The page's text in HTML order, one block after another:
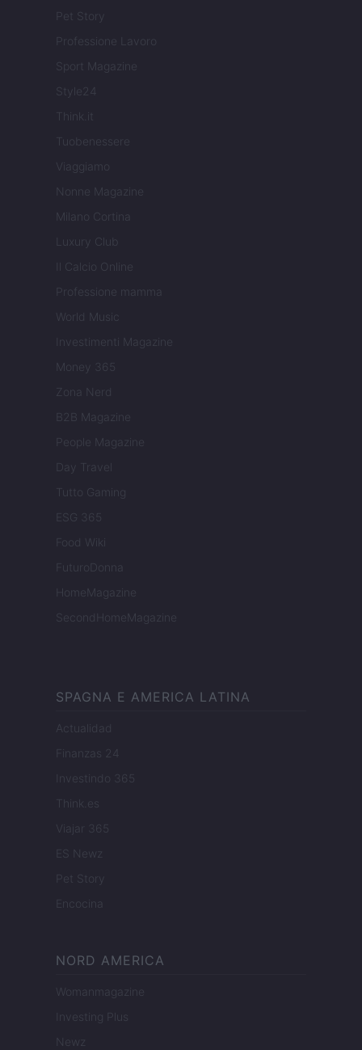
Pet Story
Professione Lavoro
Sport Magazine
Style24
Think.it
Tuobenessere
Viaggiamo
Nonne Magazine
Milano Cortina
Luxury Club
Il Calcio Online
Professione mamma
World Music
Investimenti Magazine
Money 365
Zona Nerd
B2B Magazine
People Magazine
Day Travel
Tutto Gaming
ESG 365
Food Wiki
FuturoDonna
HomeMagazine
SecondHomeMagazine
SPAGNA E AMERICA LATINA
Actualidad
Finanzas 24
Investindo 365
Think.es
Viajar 365
ES Newz
Pet Story
Encocina
NORD AMERICA
Womanmagazine
Investing Plus
Newz